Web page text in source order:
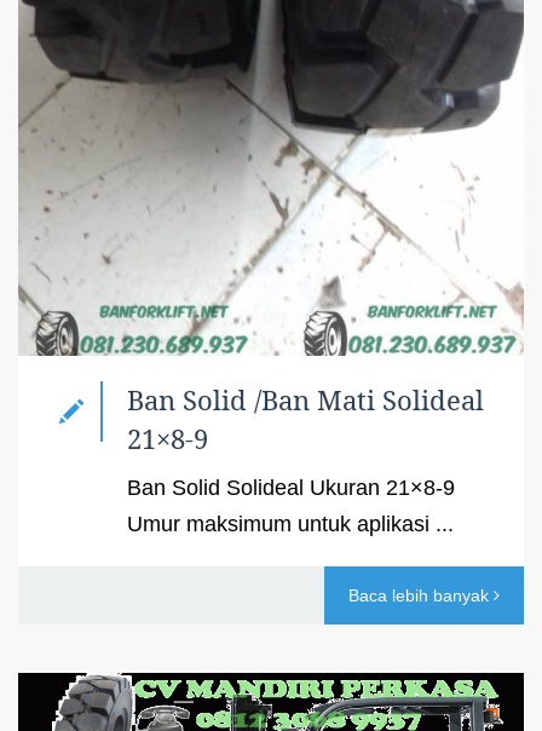
Ban Solid /Ban Mati Solideal
21×8-9
Ban Solid Solideal Ukuran 21×8-9
Umur maksimum untuk aplikasi ...
Baca lebih banyak